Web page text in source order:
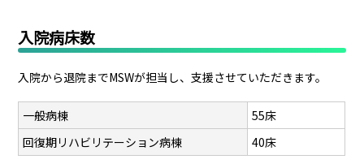
入院病床数
入院から退院までMSWが担当し、支援させていただきます。
一般病棟
55床
回復期リハビリテーション病棟
40床